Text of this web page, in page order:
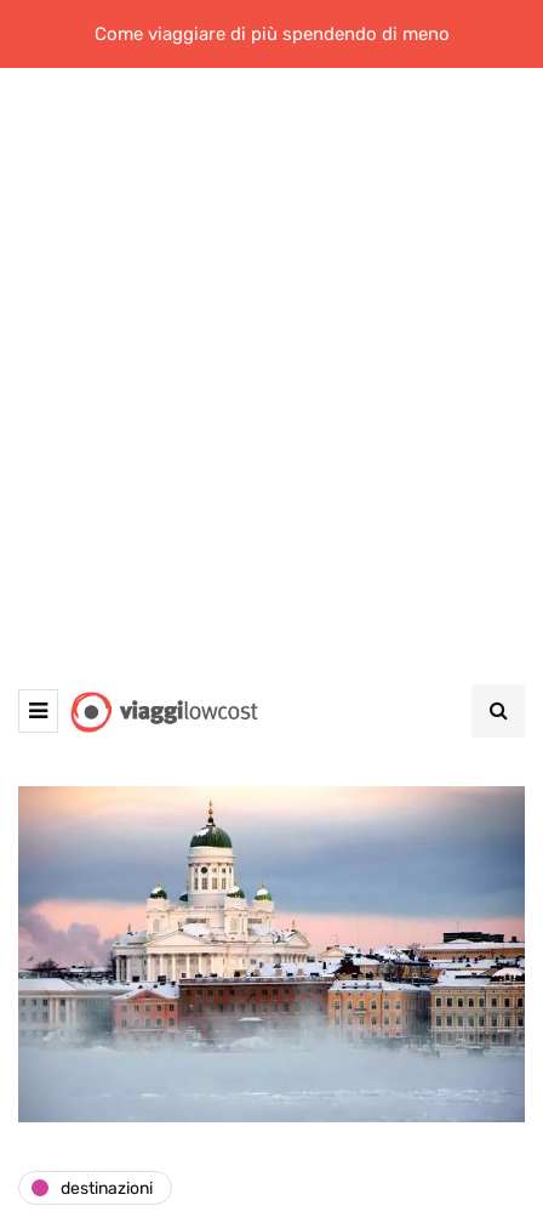
Come viaggiare di più spendendo di meno
destinazioni